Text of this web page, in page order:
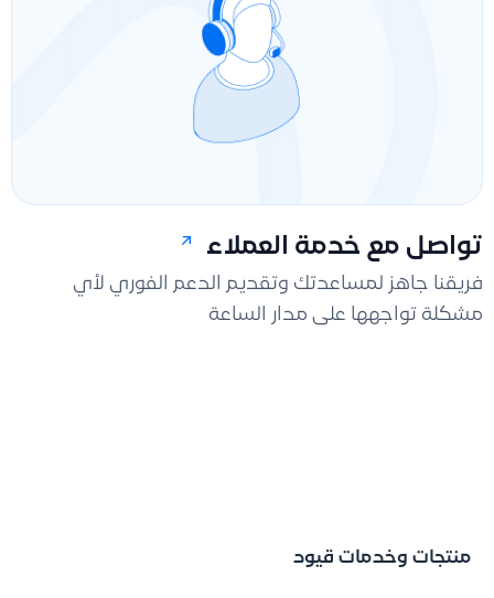
تواصل مع خدمة العملاء
فريقنا جاهز لمساعدتك وتقديم الدعم الفوري لأي
مشكلة تواجهها على مدار الساعة
منتجات وخدمات قيود